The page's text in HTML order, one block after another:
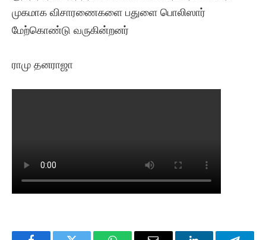
முகமாக விசாரணைகளை பதுளை பொலிஸார்
மேற்கொண்டு வருகின்றனர்
ராமு தனராஜா